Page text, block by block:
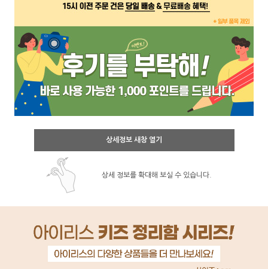
상세정보 새창 열기
상세 정보를 확대해 보실 수 있습니다.